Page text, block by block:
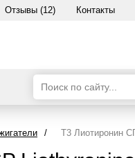
Отзывы (12) Контакты
/ Т3 Лиотиронин